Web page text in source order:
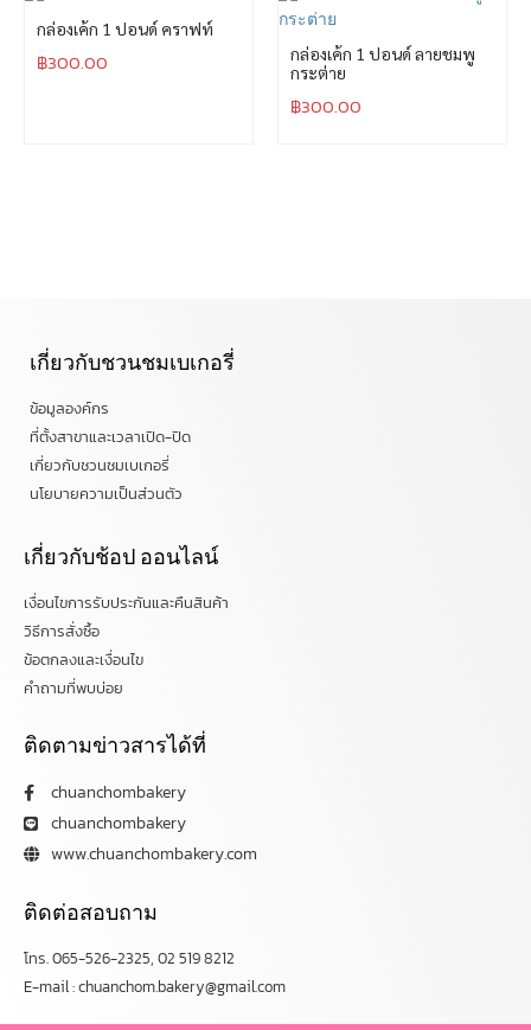
กล่องเค้ก 1 ปอนด์ คราฟท์
฿300.00
กล่องเค้ก 1 ปอนด์ ลายชมพู
กระต่าย
฿300.00
เกี่ยวกับชวนชมเบเกอรี่
ข้อมูลองค์กร
ที่ตั้งสาขาและเวลาเปิด-ปิด
เกี่ยวกับชวนชมเบเกอรี่
นโยบายความเป็นส่วนตัว
เกี่ยวกับช้อป ออนไลน์
เงื่อนไขการรับประกันและคืนสินค้า
วิธีการสั่งซื้อ
ข้อตกลงและเงื่อนไข
คำถามที่พบบ่อย
ติดตามข่าวสารได้ที่
chuanchombakery
chuanchombakery
www.chuanchombakery.com
ติดต่อสอบถาม
โทร. 065-526-2325, 02 519 8212
E-mail : chuanchom.bakery@gmail.com